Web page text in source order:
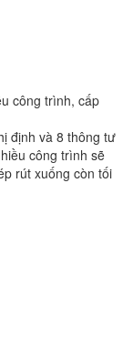
công trình, cấp
định và 8 thông tư
công trình sẽ
rút xuống còn tối